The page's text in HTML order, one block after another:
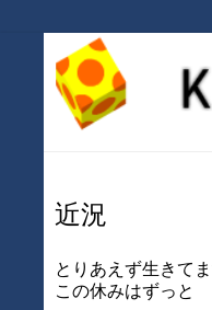
近況
とりあえず生きてま
この休みはずっと